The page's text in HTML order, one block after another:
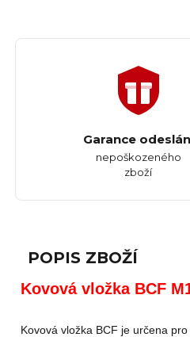
Garance
nepoškozeného
zboží
POPIS ZBOŽÍ
Kovová vložka BCF
Kovová vložka BCF je určena